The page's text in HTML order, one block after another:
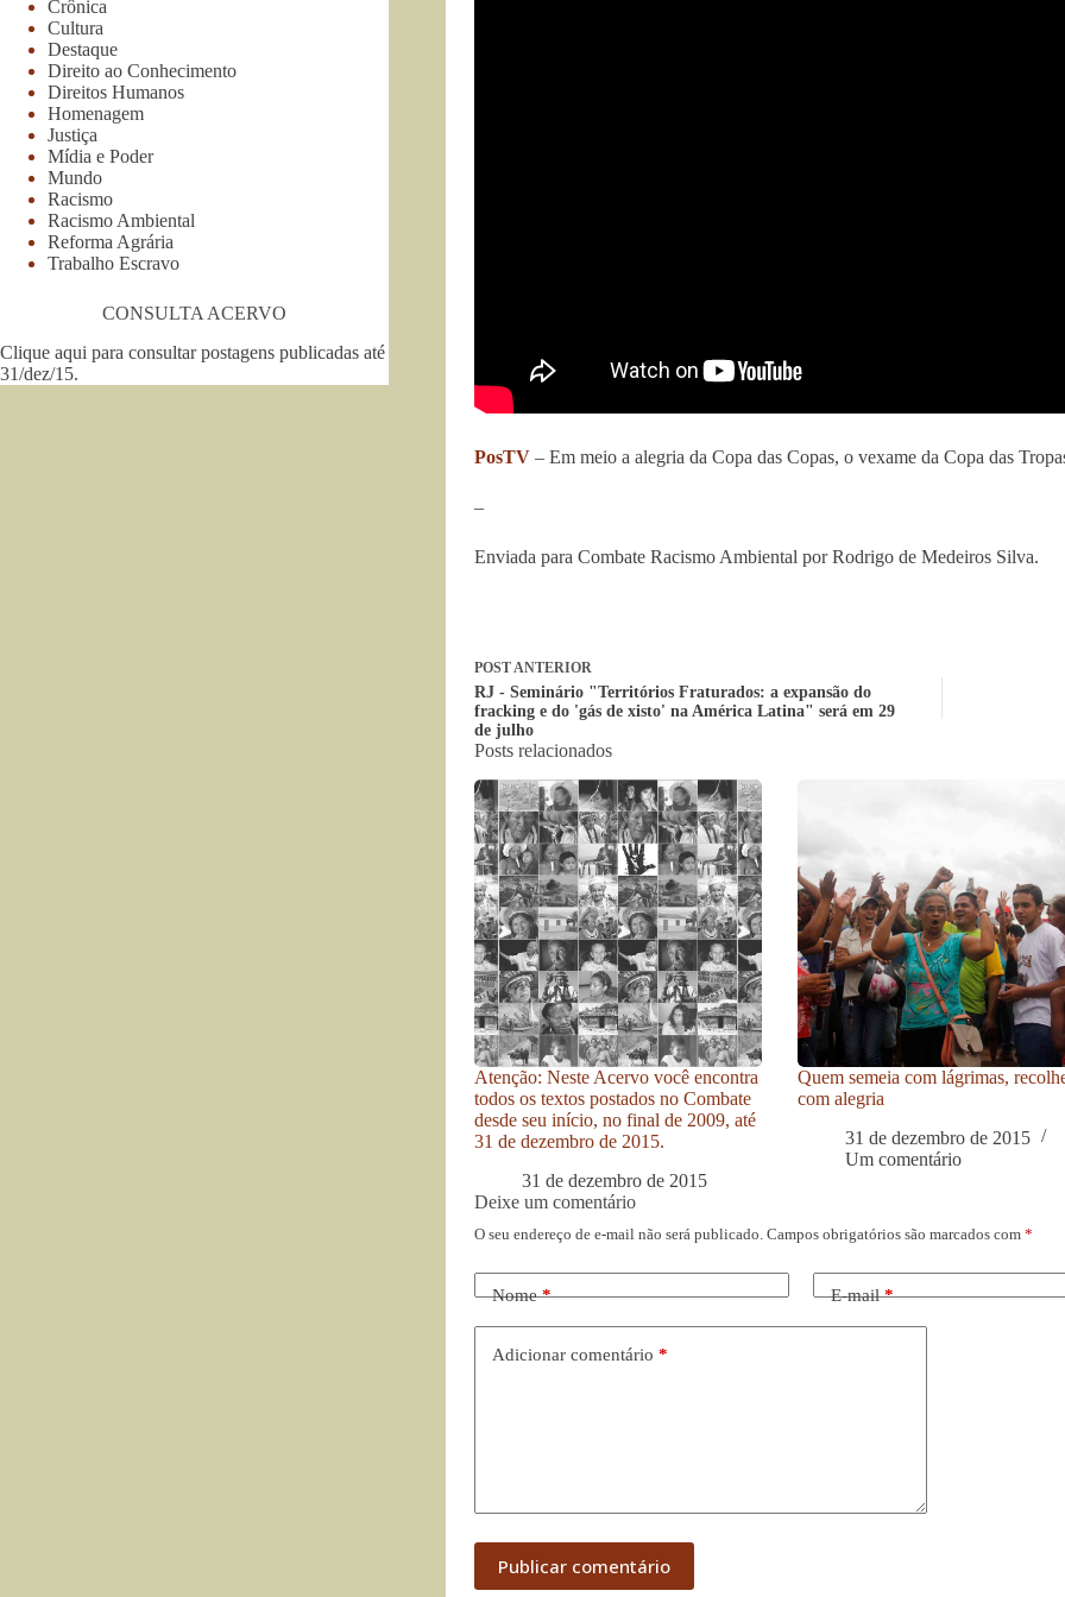
PosTV– Em meio a alegria da Copa das Copas, o vexame da Copa das
–
Enviada para Combate Racismo Ambiental por Rodrigo de Medeiros Silva.
POSTANTERIOR
RJ - Seminário "Territórios Fraturados: a expansão do
fracking e do 'gás de xisto' na América Latina" será em 29
de julho
Posts relacionados
Atenção: Neste Acervo você encontra
todos os textos postados no Combate
desde seu início, no final de 2009, até
31 de dezembro de 2015.
31 de dezembro de 2015
Quem semeia com lágrimas,
com alegria
31 de dezembro de 2015
Um comentário
Deixe um comentário
O seu endereço de e-mail não será publicado. Campos obrigatórios são marcados com *
Nome* E-mail*
Adicionar comentário *
Publicar comentário
Crônica
Cultura
Destaque
Direito ao Conhecimento
Direitos Humanos
Homenagem
Justiça
Mídia e Poder
Mundo
Racismo
Racismo Ambiental
Reforma Agrária
Trabalho Escravo
CONSULTA ACERVO
Clique aqui para consultar postagens publicadas até
31/dez/15.